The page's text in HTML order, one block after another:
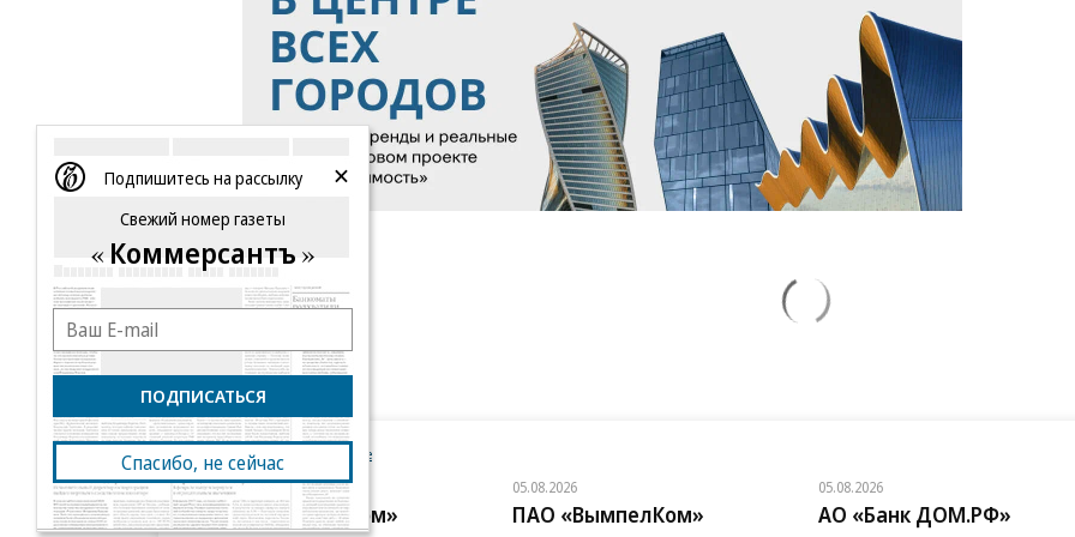
Новости компаний Все
06.08.2026
ПАО «ВымпелКом»
05.08.2026
ПАО «ВымпелКом»
05.08.2026
АО «Банк ДОМ.РФ»
Подпишитесь на рассылку
Свежий номер газеты
Коммерсантъ
ПОДПИСАТЬСЯ
Спасибо, не сейчас